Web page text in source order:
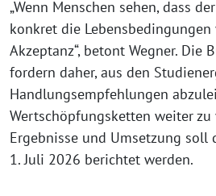
„Wenn Menschen sehen, dass
konkret die Lebensbedingungen
Akzeptanz“, betont Wegner. Die
fordern daher, aus den
Handlungsempfehlungen
Wertschöpfungsketten weiter
Ergebnisse und Umsetzung soll
1. Juli 2026 berichtet werden.